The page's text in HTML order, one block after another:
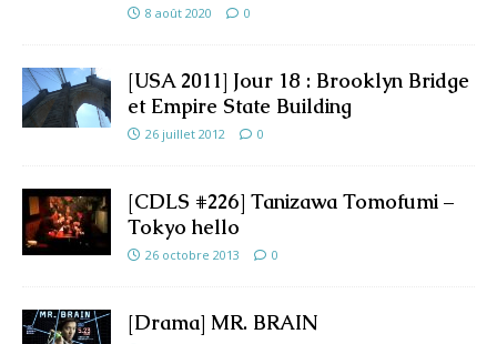
8 août 2020 0
[USA 2011] Jour 18 : Brooklyn Bridge
et Empire State Building
26 juillet 2012 0
[CDLS #226] Tanizawa Tomofumi –
Tokyo hello
26 octobre 2013 0
[Drama] MR. BRAIN